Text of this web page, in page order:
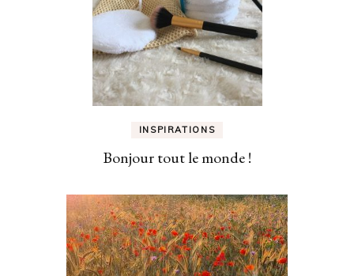
INSPIRATIONS
Bonjour tout le monde !